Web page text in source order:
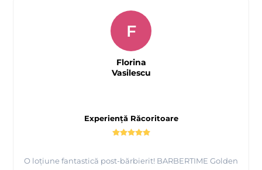
Experiență Răcoritoare
O loțiune fantastică post-bărbierit! BARBERTIME Golden
F
Florina
Vasilescu